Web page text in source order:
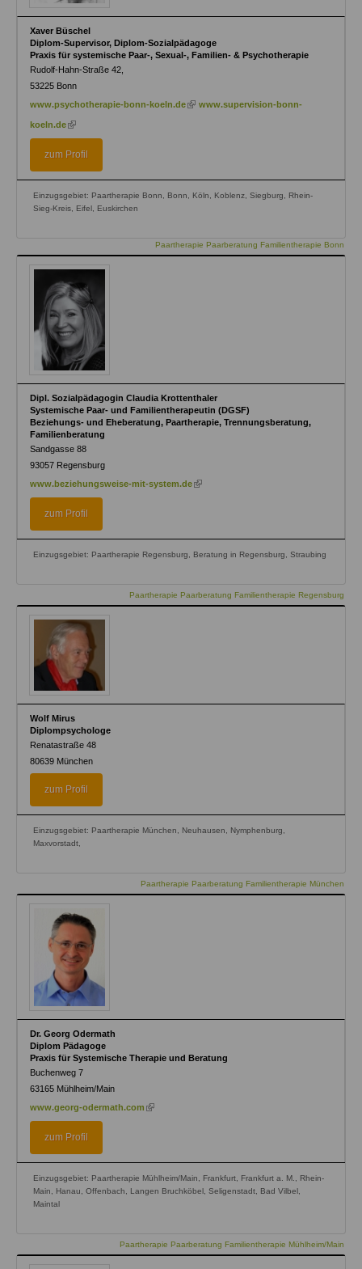
Xaver Büschel
Diplom-Supervisor, Diplom-Sozialpädagoge
Praxis für systemische Paar-, Sexual-, Familien- & Psychotherapie
Rudolf-Hahn-Straße 42,
53225 Bonn
www.psychotherapie-bonn-koeln.de (linkwww.supervision-bonn-
koeln.de (link
zum Profil
Einzugsgebiet: Paartherapie Bonn, Bonn, Köln, Koblenz, Siegburg, Rhein-
Sieg-Kreis, Eifel, Euskirchen
Paartherapie Paarberatung Familientherapie Bonn
Dipl. Sozialpädagogin Claudia Krottenthaler
Systemische Paar- und Familientherapeutin (DGSF)
Beziehungs- und Eheberatung, Paartherapie, Trennungsberatung,
Familienberatung
Sandgasse 88
93057 Regensburg
www.beziehungsweise-mit-system.de(link
zum Profil
Einzugsgebiet: Paartherapie Regensburg, Beratung in Regensburg, Straubing
Paartherapie Paarberatung Familientherapie Regensburg
Wolf Mirus
Diplompsychologe
Renatastraße 48
80639 München
zum Profil
Einzugsgebiet: Paartherapie München, Neuhausen, Nymphenburg,
Maxvorstadt,
Paartherapie Paarberatung Familientherapie München
Dr. Georg Odermath
Diplom Pädagoge
Praxis für Systemische Therapie und Beratung
Buchenweg 7
63165 Mühlheim/Main
www.georg-odermath.com (link
zum Profil
Einzugsgebiet: Paartherapie Mühlheim/Main, Frankfurt, Frankfurt a. M., Rhein-
Main, Hanau, Offenbach, Langen Bruchköbel, Seligenstadt, Bad Vilbel,
Maintal
Paartherapie Paarberatung Familientherapie Mühlheim/Main